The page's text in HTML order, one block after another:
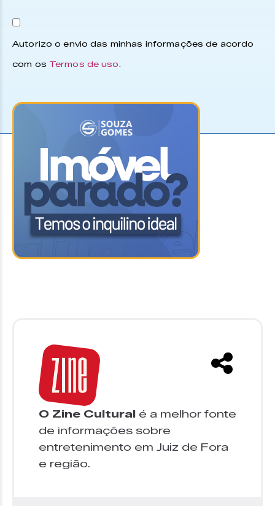
Autorizo o envio das minhas informações de acordo
com os Termos de uso.
O Zine Cultural é a melhor fonte
de informações sobre
entretenimento em Juiz de Fora
e região.